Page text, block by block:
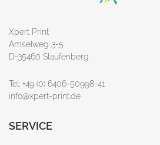
Xpert Print
Amselweg 3-5
D-35460 Staufenberg
Tel: +49 (0) 6406-50998-41
info@xpert-print.de
SERVICE